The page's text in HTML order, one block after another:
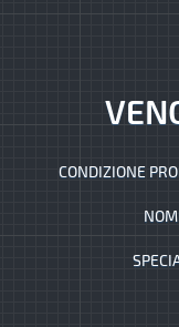
CONDIZIONE